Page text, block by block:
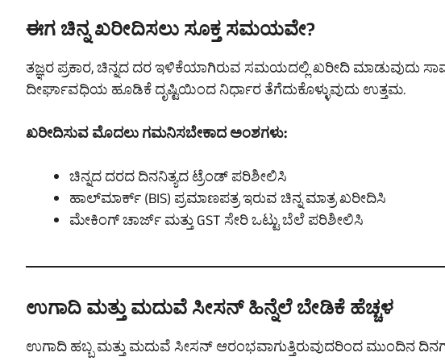
ಈಗ ಚಿನ್ನ ಖರೀದಿಸಲು ಸೂಕ್ತ ಸಮಯವೇ?
ತಜ್ಞರ ಪ್ರಕಾರ, ಚಿನ್ನದ ದರ ಇಳಿಕೆಯಾಗಿರುವ ಸಮಯದಲ್ಲಿ ಖರೀದಿ ಮಾಡುವುದು
ದೀರ್ಘಾವಧಿಯ ಹೂಡಿಕೆ ದೃಷ್ಟಿಯಿಂದ ನಿರ್ಧಾರ ತೆಗೆದುಕೊಳ್ಳುವುದು ಉತ್ತಮ.
ಖರೀದಿಸುವ ಮೊದಲು ಗಮನಿಸಬೇಕಾದ ಅಂಶಗಳು:
ಚಿನ್ನದ ದರದ ದಿನನಿತ್ಯದ ಟ್ರೆಂಡ್ ಪರಿಶೀಲಿಸಿ
ಹಾಲ್‌ಮಾರ್ಕ್ (BIS) ಪ್ರಮಾಣಪತ್ರ ಇರುವ ಚಿನ್ನ ಮಾತ್ರ ಖರೀದಿಸಿ
ಮೇಕಿಂಗ್ ಚಾರ್ಜ್ ಮತ್ತು GST ಸೇರಿ ಒಟ್ಟು ಬೆಲೆ ಪರಿಶೀಲಿಸಿ
ಉಗಾದಿ ಮತ್ತು ಮದುವೆ ಸೀಸನ್ ಹಿನ್ನೆಲೆ ಬೇಡಿಕೆ ಹೆಚ್ಚಳ
ಉಗಾದಿ ಹಬ್ಬ ಮತ್ತು ಮದುವೆ ಸೀಸನ್ ಆರಂಭವಾಗುತ್ತಿರುವುದರಿಂದ ಮುಂದಿನ